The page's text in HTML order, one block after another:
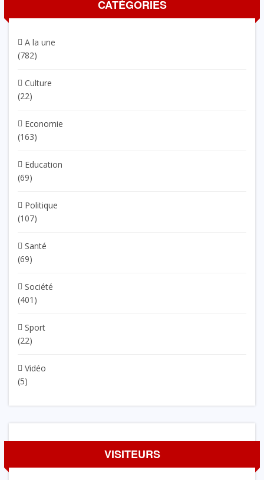
CATÉGORIES
A la une
(782)
Culture
(22)
Economie
(163)
Education
(69)
Politique
(107)
Santé
(69)
Société
(401)
Sport
(22)
Vidéo
(5)
VISITEURS